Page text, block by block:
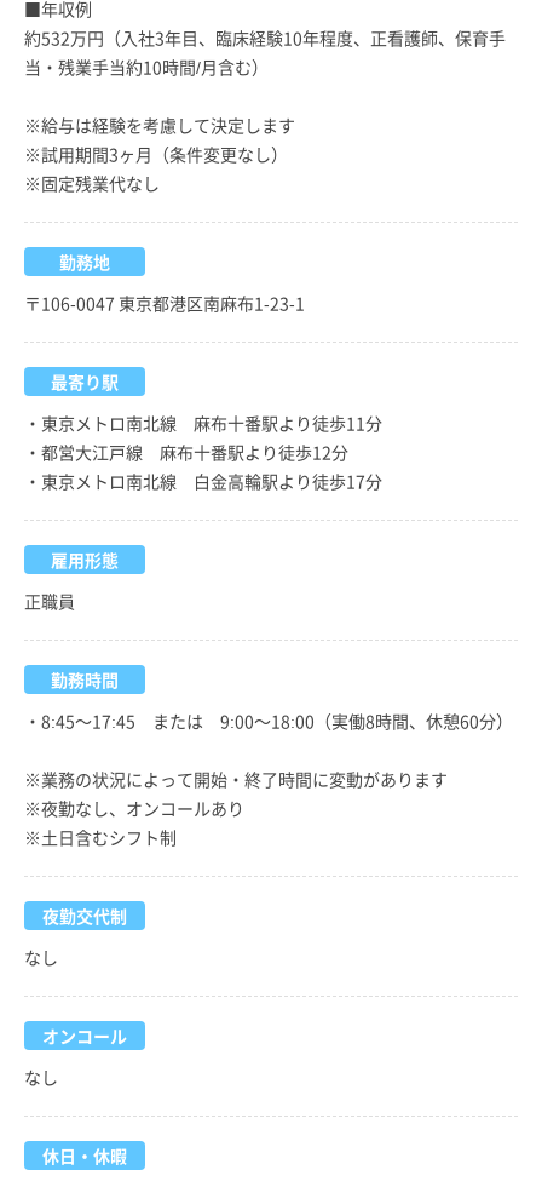
■年収例
約532万円（入社3年目、臨床経験10年程度、正看護師、保育手
当・残業手当約10時間/月含む）
※給与は経験を考慮して決定します
※試用期間3ヶ月（条件変更なし）
※固定残業代なし
勤務地
〒106-0047 東京都港区南麻布1-23-1
最寄り駅
・東京メトロ南北線 麻布十番駅より徒歩11分
・都営大江戸線 麻布十番駅より徒歩12分
・東京メトロ南北線 白金高輪駅より徒歩17分
雇用形態
正職員
勤務時間
・8:45～17:45 または 9:00～18:00（実働8時間、休憩60分）
※業務の状況によって開始・終了時間に変動があります
※夜勤なし、オンコールあり
※土日含むシフト制
夜勤交代制
なし
オンコール
なし
休日・休暇